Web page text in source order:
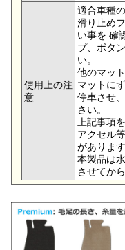
使用上の注
意
適合車種
滑り止め
い事を 確
プ、ボタ
い。
他のマッ
マットに
停車させ
さい。
上記事項
アクセル
があります
本製品は
させてか